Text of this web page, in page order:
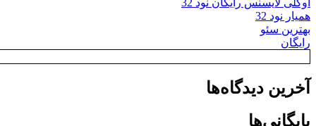
همیار نود 32
بهترین سئو
رایگان
آخرین دیدگاه‌ها
بایگانی‌ها